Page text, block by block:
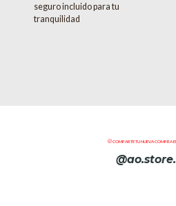
seguro incluido para tu
tranquilidad
COMPARTE TU NUEVA COMPRA